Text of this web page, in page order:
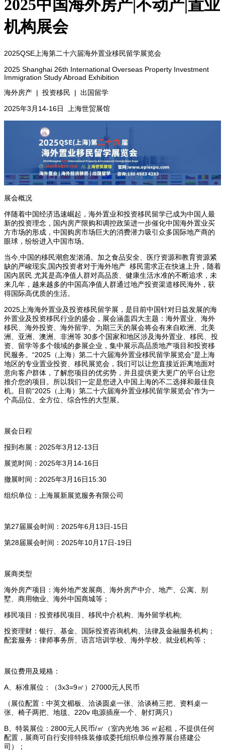
2025中国海外房产|不动产|置业
机构展会
2025QSE上海第二十六届海外置业移民留学展览会
2025 Shanghai 26th International Overseas Property Investment
Immigration Study Abroad Exhibition
海外房产 | 投资移民 | 出国留学
2025年3月14-16日 上海世贸展馆
展会概况
伴随着中国经济迅速崛起，海外置业和投资移民留学已成为中国人最
新的投资理念，国内房产限购和调控政策进一步催化中国海外置业买
方市场的形成，中国购房市场巨大的消费潜力吸引众多国际地产商的
眼球，纷纷进入中国市场。
当今,中国的移民潮愈发汹涌。加之食品安全、医疗资源和教育资源紧
缺的严峻现实,国内投资者对于海外地产 移民需求正在快速上升，随着
国内居民.尤其是高净值人群对高品质、健康生活水准的不断追求，未
来几年，越来越多的中国高净值人群通过地产投资渠道移民海外，获
得国际高优质的生活。
2025上海海外置业及投资移民留学展，是目前中国针对日益发展的海
外置业及投资移民行业的盛会，展会涵盖四大主题：海外置业、海外
移民、海外投资、海外留学。为期三天的展会将会有来自欧洲、北美
洲、亚洲、澳洲、非洲等 30多个国家和地区涉及海外置业、移民、投
资、留学等多个领域的参展企业，集中展示高品质地产项目和投资移
民服务。“2025（上海）第二十六届海外置业移民留学展览会”是上海
地区的专业置业投资、移民展览会，我们可以让您直接近距离地面对
意向客户群体，了解您项目的优劣势，并且提供更大更广的平台让您
推介您的项目。所以我们一定是您进入中国上海的不二选择和最佳良
机。目前“2025（上海）第二十六届海外置业移民留学展览会”作为一
个高品位、全方位、综合性的大型展。
展会日程
报到布展：2025年3月12-13日
展览时间：2025年3月14-16日
撤展时间：2025年3月16日15:30
组织单位：上海展新展览服务有限公司
第27届展会时间：2025年6月13日-15日
第28届展会时间：2025年10月17日-19日
展商类型
海外房产项目：海外地产发展商、海外房产中介、地产、公寓、别
墅、商用物业、海外中国商城等；
移民项目：投资移民项目、移民中介机构、海外留学机构;
投资理财：银行、基金、国际投资咨询机构、法律及金融服务机构；
配套服务：律师事务所、语言培训学校、海外学校、就业机构等；
展位费用及规格：
A、标准展位：（3x3=9㎡）27000元人民币
（展位配置：中英文楣板、洽谈圆桌一张、洽谈椅三把、资料桌一
张、椅子两把、地毯、220v 电源插座一个、射灯两只）
B、特装展位：2800元人民币/㎡（室内光地 36 ㎡起租，不提供任何
配置，展商可自行安排特殊装修或委托组织单位推荐展台搭建公
司）；